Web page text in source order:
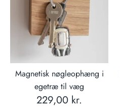
Magnetisk nøgleophæng i
egetræ til væg
229,00 kr.